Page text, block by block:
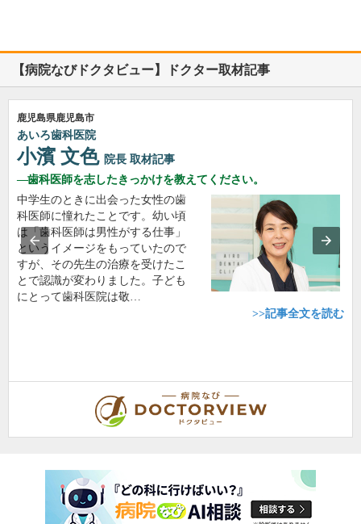
【病院なびドクタビュー】ドクター取材記事
鹿児島県鹿児島市
あいろ歯科医院
小濱 文色 院長 取材記事
歯科医師を志したきっかけを教えてください。
中学生のときに出会った女性の歯
科医師に憧れたことです。幼い頃
は「歯科医師は男性がする仕事」
というイメージをもっていたので
すが、その先生の治療を受けたこ
とで認識が変わりました。子ども
にとって歯科医院は敬…
>>記事全文を読む